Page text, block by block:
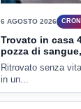
"Sistema
CV chiede rinvio
La Procura della